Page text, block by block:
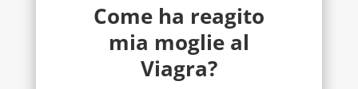
Come ha reagito
mia moglie al
Viagra?